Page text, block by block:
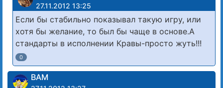
27.11.2012 13:25
Если бы стабильно показывал такую игру, или
хотя бы желание, то был бы чаще в основе.А
стандарты в исполнении Кравы-просто жуть!!!
0
ВАМ